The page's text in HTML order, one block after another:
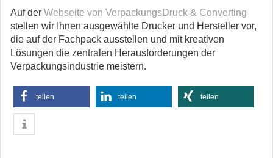
Auf der Webseite von VerpackungsDruck & Converting
stellen wir Ihnen ausgewählte Drucker und Hersteller vor,
die auf der Fachpack ausstellen und mit kreativen
Lösungen die zentralen Herausforderungen der
Verpackungsindustrie meistern.
teilen teilen teilen